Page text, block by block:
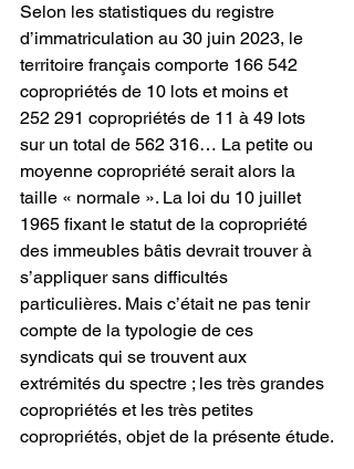
Selon les statistiques du registre
d’immatriculation au 30 juin 2023, le
territoire français comporte 166 542
copropriétés de 10 lots et moins et
252 291 copropriétés de 11 à 49 lots
sur un total de 562 316… La petite ou
moyenne copropriété serait alors la
taille « normale ». La loi du 10 juillet
1965 fixant le statut de la copropriété
des immeubles bâtis devrait trouver à
s’appliquer sans difficultés
particulières. Mais c’était ne pas tenir
compte de la typologie de ces
syndicats qui se trouvent aux
extrémités du spectre ; les très grandes
copropriétés et les très petites
copropriétés, objet de la présente étude.